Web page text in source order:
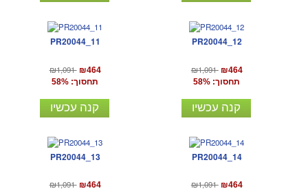
PR20044_11
₪1,091 ₪464
תחסוך: 58%
קנה עכשיו
PR20044_12
₪1,091 ₪464
תחסוך: 58%
קנה עכשיו
PR20044_13
₪1,091 ₪464
PR20044_14
₪1,091 ₪464